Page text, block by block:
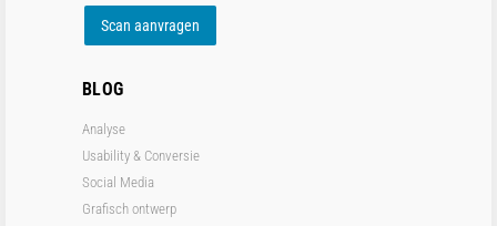
Scan aanvragen
BLOG
Analyse
Usability & Conversie
Social Media
Grafisch ontwerp